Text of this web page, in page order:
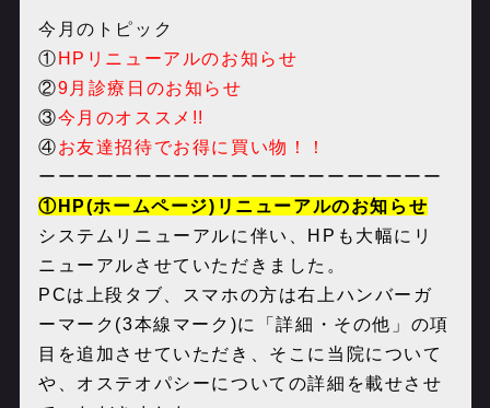
今月のトピック
① HPリニューアルのお知らせ
②9 月診療日のお知らせ
③今月のオススメ!!
④お友達招待でお得に買い物！！
ーーーーーーーーーーーーーーーーーーーーー
①HP(ホームページ)リニューアルのお知らせ
システムリニューアルに伴い、HPも大幅にリ
ニューアルさせていただきました。
PCは上段タブ、スマホの方は右上ハンバーガ
ーマーク(3本線マーク)に「詳細・その他」の項
目を追加させていただき、そこに当院について
や、オステオパシーについての詳細を載せさせ